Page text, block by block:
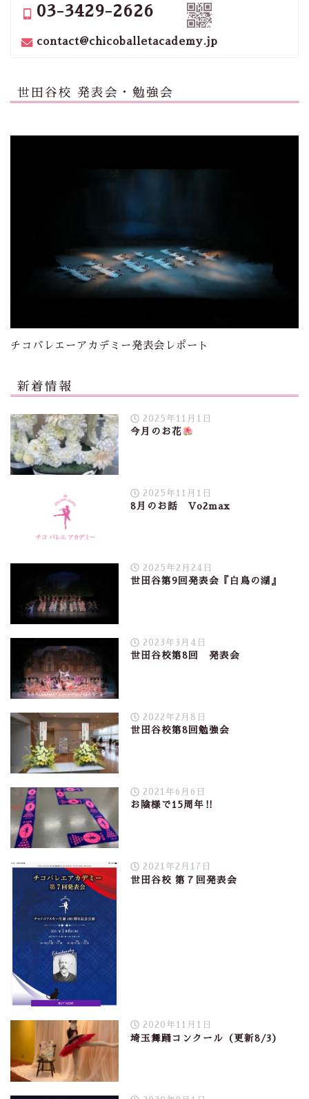
03-3429-2626
contact@chicoballetacademy.jp
世田谷校 発表会・勉強会
チコバレエーアカデミー発表会レポート
新着情報
2025年11月1日
今月のお花
2025年11月1日
8月のお話 Vo2max
2025年2月24日
世田谷第9回発表会『白鳥の湖』
2023年3月4日
世田谷校第8回 発表会
2022年2月8日
世田谷校第8回勉強会
2021年6月6日
お陰様で15周年‼︎
2021年2月17日
世田谷校 第７回発表会
2020年11月1日
埼玉舞踊コンクール（更新8/3）